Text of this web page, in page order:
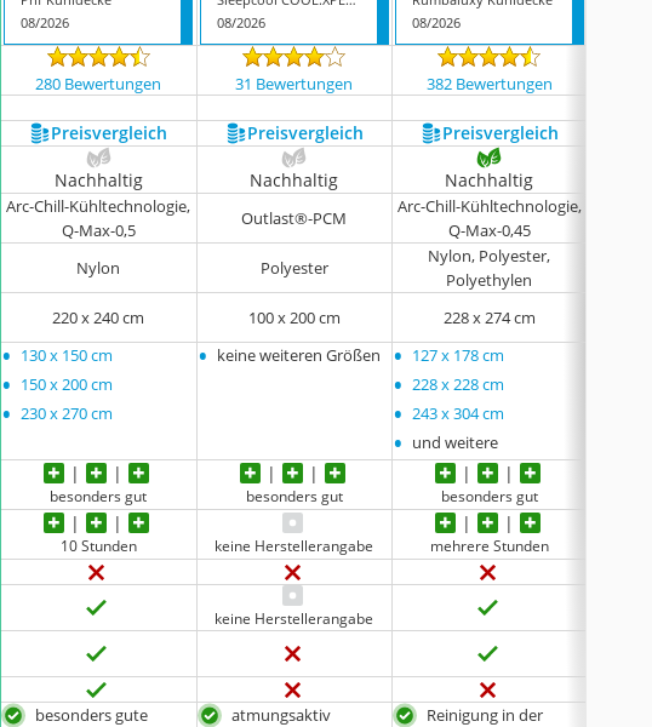
08/2026
08/2026
08/2026
280 Bewertungen 31 Bewertungen 382 Bewertungen
Preis­vergleich Preis­vergleich Preis­vergleich
Nachhaltig Nachhaltig Nachhaltig
Arc-Chill-Kühltechnologie,
Q-Max-0,5
Outlast®-PCM
Arc-Chill-Kühltechnologie,
Q-Max-0,45
Nylon Polyester
Nylon, Polyester,
Polyethylen
220 x 240 cm 100 x 200 cm 228 x 274 cm
• 130 x 150 cm
• 150 x 200 cm
• 230 x 270 cm
• keine weiteren Größen • 127 x 178 cm
• 228 x 228 cm
• 243 x 304 cm
• und weitere
besonders gut besonders gut besonders gut
10 Stunden keine Herstellerangabe mehrere Stunden
keine Herstellerangabe
besonders gute
atmungsaktiv
Reinigung in der